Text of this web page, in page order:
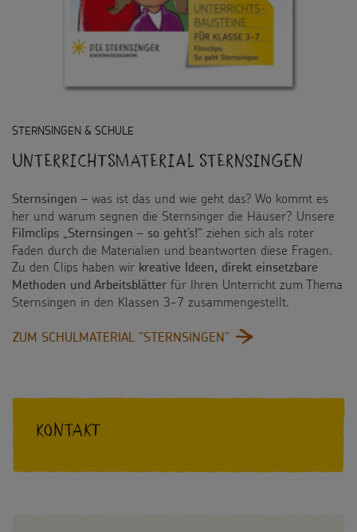
STERNSINGEN & SCHULE
Unterrichtsmaterial Sternsingen
Sternsingen – was ist das und wie geht das? Wo kommt es
her und warum segnen die Sternsinger die Häuser? Unsere
Filmclips „Sternsingen – so geht’s!“ ziehen sich als roter
Faden durch die Materialien und beantworten diese Fragen.
Zu den Clips haben wir kreative Ideen, direkt einsetzbare
Methoden und Arbeitsblätter für Ihren Unterricht zum Thema
Sternsingen in den Klassen 3-7 zusammengestellt.
ZUM SCHULMATERIAL "STERNSINGEN"
Kontakt